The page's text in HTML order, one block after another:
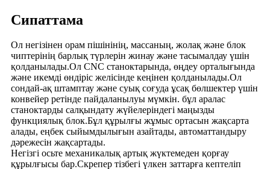
Сипаттама
Ол негізінен орам пішінінің, массаның, жолақ және блок
чиптерінің барлық түрлерін жинау және тасымалдау үшін
қолданылады.Ол CNC станоктарында, өңдеу орталығында
және икемді өндіріс желісінде кеңінен қолданылады.Ол
сондай-ақ штамптау және суық соғуда ұсақ бөлшектер үшін
конвейер ретінде пайдаланылуы мүмкін. бұл аралас
станоктарды салқындату жүйелеріндегі маңызды
функциялық блок.Бұл құрылғы жұмыс ортасын жақсарта
алады, еңбек сыйымдылығын азайтады, автоматтандыру
дәрежесін жақсартады.
Негізгі осьте механикалық артық жүктемеден қорғау
құрылғысы бар.Скрепер тізбегі үлкен заттарға кептеліп